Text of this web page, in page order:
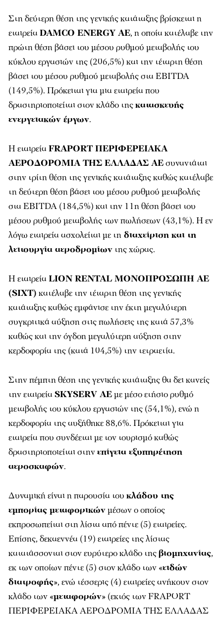
Στη δεύτερη θέση της γενικής κατάταξης βρίσκεται η
εταιρείαDAMCO ENERGY ΑΕ, η οποία κατέλαβε την
πρώτη θέση βάσει του μέσου ρυθμού μεταβολής του
κύκλου εργασιών της (206,5%) και την τέταρτη θέση
βάσει του μέσου ρυθμού μεταβολής στα EBITDA
(149,5%). Πρόκειται για μια εταιρεία που
δραστηριοποιείται στον κλάδο τηςκατασκευής
ενεργειακών έργων.
Η εταιρείαFRAPORT ΠΕΡΙΦΕΡΕΙΑΚΑ
ΑΕΡΟΔΟΡΟΜΙΑ ΤΗΣ ΕΛΛΑΔΑΣ ΑΕσυναντάται
στην τρίτη θέση της γενικής κατάταξης καθώς κατέλαβε
τη δεύτερη θέση βάσει του μέσου ρυθμού μεταβολής
στα EBITDA (184,5%) και την 11η θέση βάσει του
μέσου ρυθμού μεταβολής των πωλήσεων (43,1%). Η εν
λόγω εταιρεία ασχολείται με τη διαχείριση και τη
λειτουργία αεροδρομίων της χώρας.
Η εταιρεία LION RENTAL ΜΟΝΟΠΡΟΣΩΠΗ ΑΕ
(SIXT) κατέλαβε την τέταρτη θέση της γενικής
κατάταξης καθώς εμφάνισε την έκτη μεγαλύτερη
συγκριτικά αύξηση στις πωλήσεις της κατά 57,3%
καθώς και την όγδοη μεγαλύτερη αύξηση στην
κερδοφορία της (κατά 104,5%) την τετραετία.
Στην πέμπτη θέση της γενικής κατάταξης θα δει κανείς
την εταιρείαSKYSERV AEμε μέσο ετήσιο ρυθμό
μεταβολής του κύκλου εργασιών της (54,1%), ενώ η
κερδοφορία της αυξήθηκε 88,6%. Πρόκειται για
εταιρεία που συνδέεται με τον τουρισμό καθώς
δραστηριοποιείται στηνεπίγεια εξυπηρέτηση
αεροσκαφών.
Δυναμική είναι η παρουσία του κλάδου της
εμπορίας μεταφορικώνμέσων ο οποίος
εκπροσωπείται στη λίστα από πέντε (5) εταιρείες.
Επίσης, δεκαεννέα (19) εταιρείες της λίστας
κατατάσσονται στον ευρύτερο κλάδο τηςβιομηχανίας,
εκ των οποίων πέντε (5) στον κλάδο των «ειδών
διατροφής», ενώ τέσσερις (4) εταιρείες ανήκουν στον
κλάδο των «μεταφορών» (εκτός των FRAPORT
ΠΕΡΙΦΕΡΕΙΑΚΑ ΑΕΡΟΔΡΟΜΙΑ ΤΗΣ ΕΛΛΑΔΑΣ